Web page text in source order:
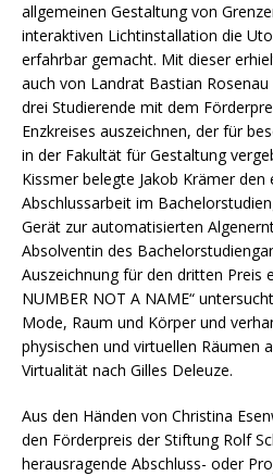
allgemeinen Gestaltung von
interaktiven Lichtinstallation die
erfahrbar gemacht. Mit dieser
auch von Landrat Bastian
drei Studierende mit dem
Enzkreises auszeichnen, der für
in der Fakultät für Gestaltung
Kissmer belegte Jakob Krämer
Abschlussarbeit im
Gerät zur automatisierten
Absolventin des
Auszeichnung für den dritten Preis
NUMBER NOT A NAME“
Mode, Raum und Körper und
physischen und virtuellen Räumen
Virtualität nach Gilles Deleuze.
Aus den Händen von Christina
den Förderpreis der Stiftung Rolf
herausragende Abschluss- oder